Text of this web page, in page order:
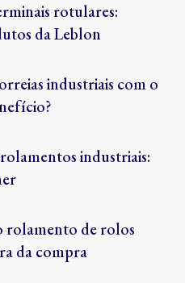
rotulares:
da Leblon
industriais com o
industriais:
rolamento de rolos
da compra